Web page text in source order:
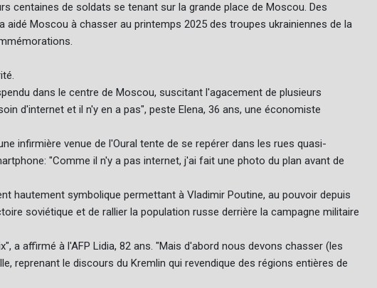
centaines de soldats se tenant sur la grande place de Moscou. Des
aidé Moscou à chasser au printemps 2025 des troupes ukrainiennes de la
dans le centre de Moscou, suscitant l'agacement de plusieurs
d'internet et il n'y en a pas", peste Elena, 36 ans, une économiste
infirmière venue de l'Oural tente de se repérer dans les rues quasi-
"Comme il n'y a pas internet, j'ai fait une photo du plan avant de
hautement symbolique permettant à Vladimir Poutine, au pouvoir depuis
soviétique et de rallier la population russe derrière la campagne militaire
a affirmé à l'AFP Lidia, 82 ans. "Mais d'abord nous devons chasser (les
reprenant le discours du Kremlin qui revendique des régions entières de